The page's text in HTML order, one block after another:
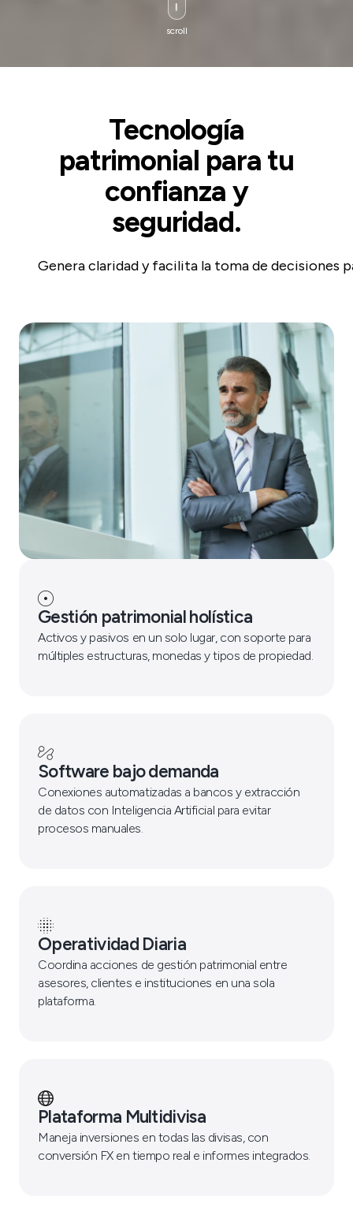
scroll
Tecnología
patrimonial para tu
confianza y
seguridad.
Genera claridad y facilita la toma de decisiones
Gestión patrimonial holística
Activos y pasivos en un solo lugar, con soporte para
múltiples estructuras, monedas y tipos de propiedad.
Software bajo demanda
Conexiones automatizadas a bancos y extracción
de datos con Inteligencia Artificial para evitar
procesos manuales.
Operatividad Diaria
Coordina acciones de gestión patrimonial entre
asesores, clientes e instituciones en una sola
plataforma.
Plataforma Multidivisa
Maneja inversiones en todas las divisas, con
conversión FX en tiempo real e informes integrados.